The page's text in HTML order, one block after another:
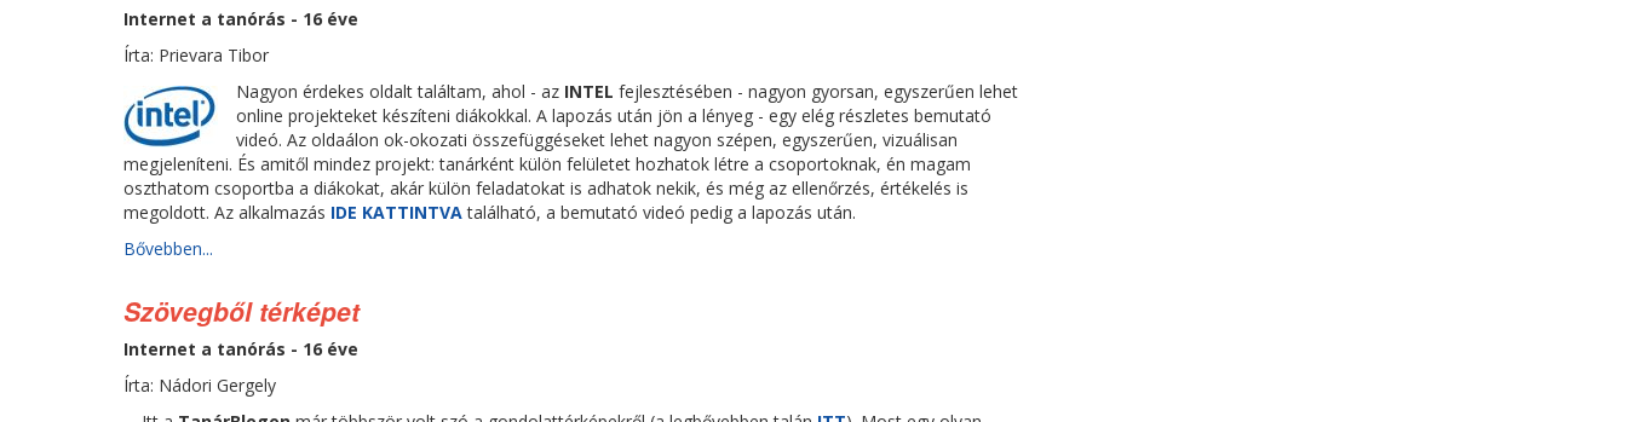
Internet a tanórás - 16 éve
Írta: Prievara Tibor
Nagyon érdekes oldalt találtam, ahol - az INTEL fejlesztésében - nagyon gyorsan, egyszerűen lehet
online projekteket készíteni diákokkal. A lapozás után jön a lényeg - egy elég részletes bemutató
videó. Az oldaálon ok-okozati összefüggéseket lehet nagyon szépen, egyszerűen, vizuálisan
megjeleníteni. És amitől mindez projekt: tanárként külön felületet hozhatok létre a csoportoknak, én magam
oszthatom csoportba a diákokat, akár külön feladatokat is adhatok nekik, és még az ellenőrzés, értékelés is
megoldott. Az alkalmazás IDE KATTINTVAtalálható, a bemutató videó pedig a lapozás után.
Bővebben...
Szövegből térképet
Internet a tanórás - 16 éve
Írta: Nádori Gergely